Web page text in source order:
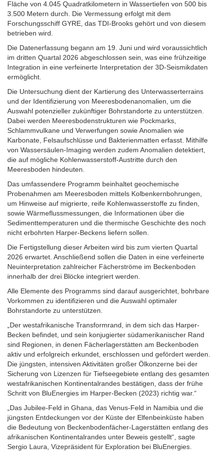
Fläche von 4.045 Quadratkilometern in Wassertiefen von 500 bis
3.500 Metern durch. Die Vermessung erfolgt mit dem
Forschungsschiff GYRE, das TDI-Brooks gehört und von diesem
betrieben wird.
Die Datenerfassung begann am 19. Juni und wird voraussichtlich
im dritten Quartal 2026 abgeschlossen sein, was eine frühzeitige
Integration in eine verfeinerte Interpretation der 3D-Seismikdaten
ermöglicht.
Die Untersuchung dient der Kartierung des Unterwasserterrains
und der Identifizierung von Meeresbodenanomalien, um die
Auswahl potenzieller zukünftiger Bohrstandorte zu unterstützen.
Dabei werden Meeresbodenstrukturen wie Pockmarks,
Schlammvulkane und Verwerfungen sowie Anomalien wie
Karbonate, Felsaufschlüsse und Bakterienmatten erfasst. Mithilfe
von Wassersäulen-Imaging werden zudem Anomalien detektiert,
die auf mögliche Kohlenwasserstoff-Austritte durch den
Meeresboden hindeuten.
Das umfassendere Programm beinhaltet geochemische
Probenahmen am Meeresboden mittels Kolbenkernbohrungen,
um Hinweise auf migrierte, reife Kohlenwasserstoffe zu finden,
sowie Wärmeflussmessungen, die Informationen über die
Sedimenttemperaturen und die thermische Geschichte des noch
nicht erbohrten Harper-Beckens liefern sollen.
Die Fertigstellung dieser Arbeiten wird bis zum vierten Quartal
2026 erwartet. Anschließend sollen die Daten in eine verfeinerte
Neuinterpretation zahlreicher Fächerströme im Beckenboden
innerhalb der drei Blöcke integriert werden.
Alle Elemente des Programms sind darauf ausgerichtet, bohrbare
Vorkommen zu identifizieren und die Auswahl optimaler
Bohrstandorte zu unterstützen.
„Der westafrikanische Transformrand, in dem sich das Harper-
Becken befindet, und sein konjugierter südamerikanischer Rand
sind Regionen, in denen Fächerlagerstätten am Beckenboden
aktiv und erfolgreich erkundet, erschlossen und gefördert werden.
Die jüngsten, intensiven Aktivitäten großer Ölkonzerne bei der
Sicherung von Lizenzen für Tiefseegebiete entlang des gesamten
westafrikanischen Kontinentalrandes bestätigen, dass der frühe
Schritt von BluEnergies im Harper-Becken (2023) richtig war.“
„Das Jubilee-Feld in Ghana, das Venus-Feld in Namibia und die
jüngsten Entdeckungen vor der Küste der Elfenbeinküste haben
die Bedeutung von Beckenbodenfächer-Lagerstätten entlang des
afrikanischen Kontinentalrandes unter Beweis gestellt“, sagte
Sergio Laura, Vizepräsident für Exploration bei BluEnergies.